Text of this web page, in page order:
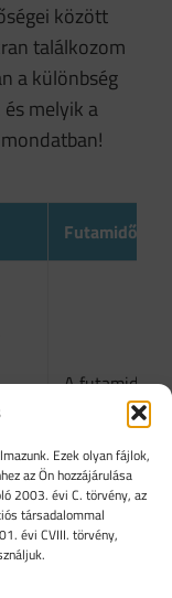
Ezek olyan fájlok,
az Ön hozzájárulása
2003. évi C. törvény, az
társadalommal
évi CVIII. törvény,
között
találkozom
a különbség
melyik a
Futamidő
A futamidő
nem válsz az
tulajdonosává.